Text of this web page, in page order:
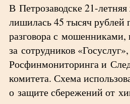
В Петрозаводске 21-
лишилась 45 тысяч рублей
разговора с
за сотрудников «Госуслуг»,
Росфинмониторинга и
комитета. Схема
о защите сбережений от